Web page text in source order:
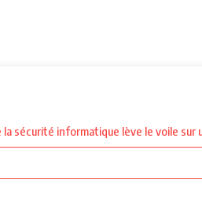
sécurité informatique lève le voile